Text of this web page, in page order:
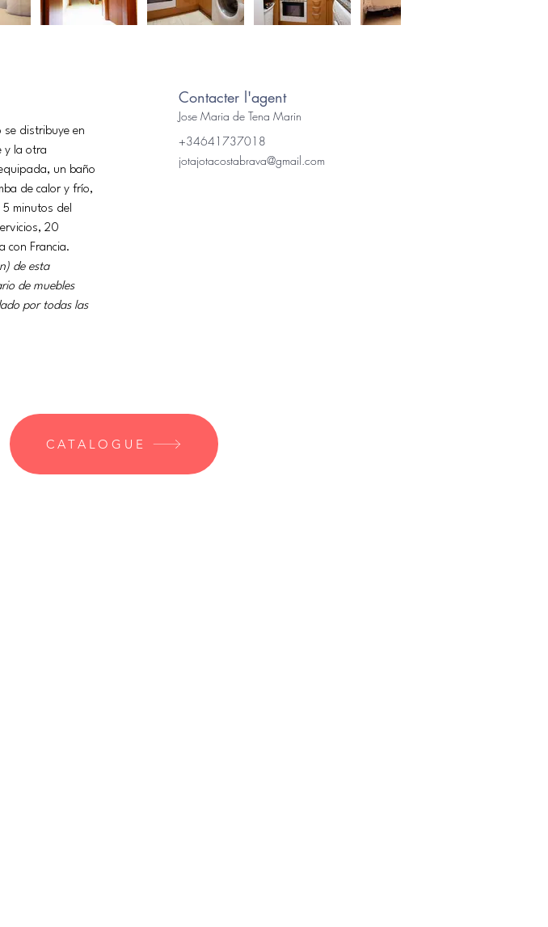
se distribuye en
y la otra
un baño
de calor y frío,
minutos del
20
con Francia.
de esta
de muebles
por todas las
Contacter l'agent
Jose Maria de Tena Marin
+34641737018
jotajotacostabrava@gmail.com
CATALOGUE